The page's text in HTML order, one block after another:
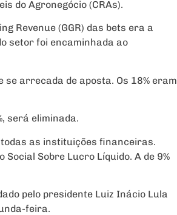
do Agronegócio (CRAs).
Revenue (GGR) das bets era a
setor foi encaminhada ao
se arrecada de aposta. Os 18% eram
será eliminada.
as instituições financeiras.
Sobre Lucro Líquido. A de 9%
pelo presidente Luiz Inácio Lula
feira.